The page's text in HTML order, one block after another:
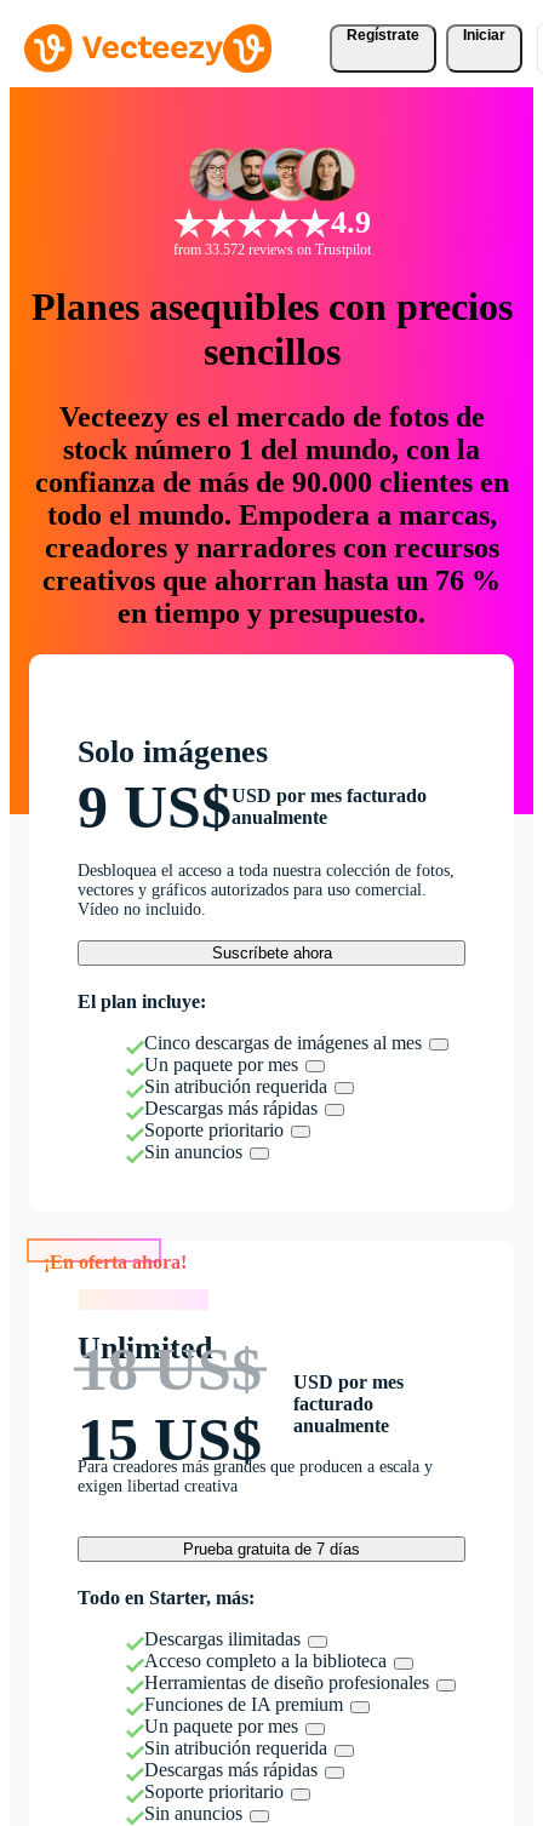
Regístrate Iniciar
4.9
from 33.572 reviews on Trustpilot
Planes asequibles con precios
sencillos
Vecteezy es el mercado de fotos de
stock número 1 del mundo, con la
confianza de más de 90.000 clientes en
todo el mundo. Empodera a marcas,
creadores y narradores con recursos
creativos que ahorran hasta un 76 %
en tiempo y presupuesto.
Solo imágenes
9 US$USD por mes facturado
anualmente
Desbloquea el acceso a toda nuestra colección de fotos,
vectores y gráficos autorizados para uso comercial.
Vídeo no incluido.
Suscríbete ahora
El plan incluye:
Cinco descargas de imágenes al mes
Un paquete por mes
Sin atribución requerida
Descargas más rápidas
Soporte prioritario
Sin anuncios
Unlimited
18 US$
15 US$
USD por mes
facturado
anualmente
Para creadores más grandes que producen a escala y
exigen libertad creativa
Prueba gratuita de 7 días
Todo en Starter, más:
Descargas ilimitadas
Acceso completo a la biblioteca
Herramientas de diseño profesionales
Funciones de IA premium
Un paquete por mes
Sin atribución requerida
Descargas más rápidas
Soporte prioritario
Sin anuncios